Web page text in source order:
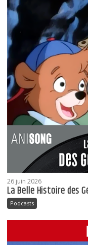
26 juin 2026
La Belle Histoire des
Podcasts